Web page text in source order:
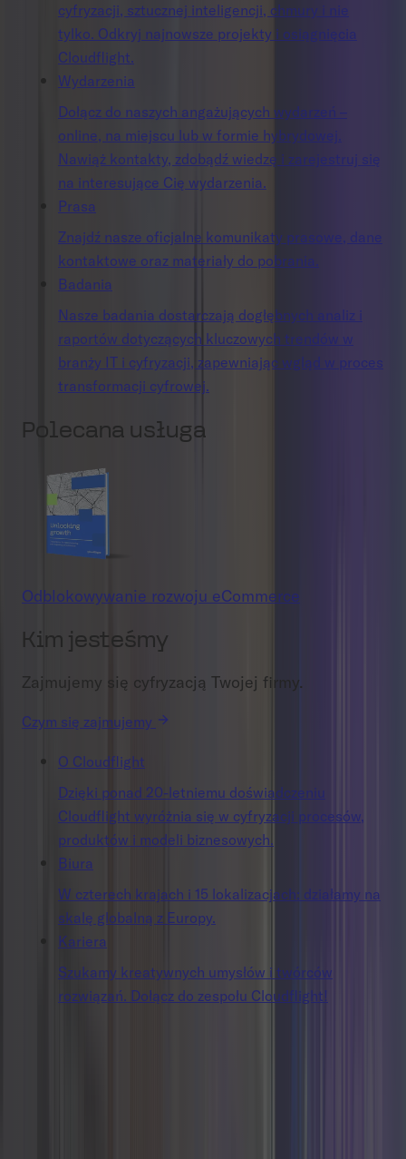
cyfryzacji, sztucznej inteligencji, chmury i nie
tylko. Odkryj najnowsze projekty i osiągnięcia
Cloudflight.
Wydarzenia
Dołącz do naszych angażujących wydarzeń –
online, na miejscu lub w formie hybrydowej.
Nawiąż kontakty, zdobądź wiedzę i zarejestruj się
na interesujące Cię wydarzenia.
Prasa
Znajdź nasze oficjalne komunikaty prasowe, dane
kontaktowe oraz materiały do pobrania.
Badania
Nasze badania dostarczają dogłębnych analiz i
raportów dotyczących kluczowych trendów w
branży IT i cyfryzacji, zapewniając wgląd w proces
transformacji cyfrowej.
Polecana usługa
Odblokowywanie rozwoju eCommerce
Kim jesteśmy
Zajmujemy się cyfryzacją Twojej firmy.
Czym się zajmujemy
O Cloudflight
Dzięki ponad 20-letniemu doświadczeniu
Cloudflight wyróżnia się w cyfryzacji procesów,
produktów i modeli biznesowych.
Biura
W czterech krajach i 15 lokalizacjach: działamy na
skalę globalną z Europy.
Kariera
Szukamy kreatywnych umysłów i twórców
rozwiązań. Dołącz do zespołu Cloudflight!